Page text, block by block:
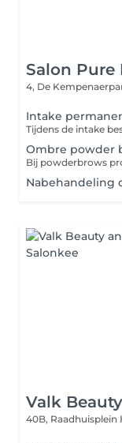
Salon Pure
4, De
Intake
Ombre powder
Nabehandeling
Valk
40B, Raadhuisplein